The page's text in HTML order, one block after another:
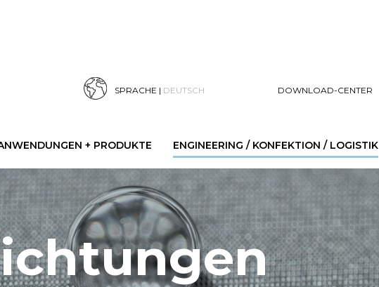
SPRACHE | DEUTSCH DOWNLOAD-CENTER
+ PRODUKTE ENGINEERING / KONFEKTION / LOGISTIK